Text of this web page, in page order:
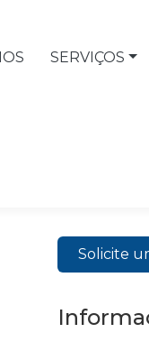
SERVIÇOS
Solicite